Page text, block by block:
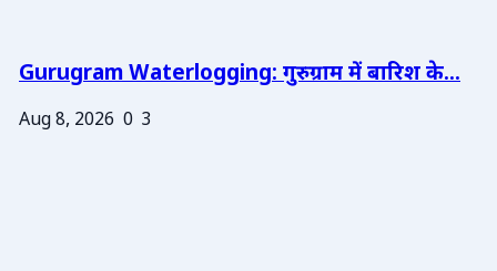
Gurugram Waterlogging: गुरुग्राम में बारिश के...
Aug 8, 2026 0 3